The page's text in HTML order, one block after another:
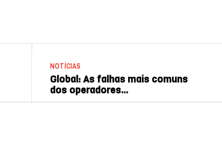
NOTÍCIAS
Global: As falhas mais comuns
dos operadores…